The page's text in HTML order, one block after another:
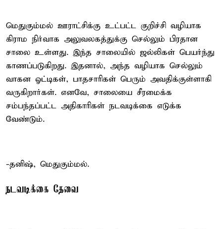
மெதுகும்மல் ஊராட்சிக்கு உட்பட்ட குறிச்சி வழியாக
கிராம நிர்வாக அலுவலகத்துக்கு செல்லும் பிரதான
சாலை உள்ளது. இந்த சாலையில் ஜல்லிகள் பெயர்ந்து
காணப்படுகிறது. இதனால், அந்த வழியாக செல்லும்
வாகன ஓட்டிகள், பாதசாரிகள் பெரும் அவதிக்குள்ளாகி
வருகிறார்கள். எனவே, சாலையை சீரமைக்க
சம்பந்தப்பட்ட அதிகாரிகள் நடவடிக்கை எடுக்க
வேண்டும்.
-தனிஷ், மெதுகும்மல்.
நடவடிக்கை தேவை